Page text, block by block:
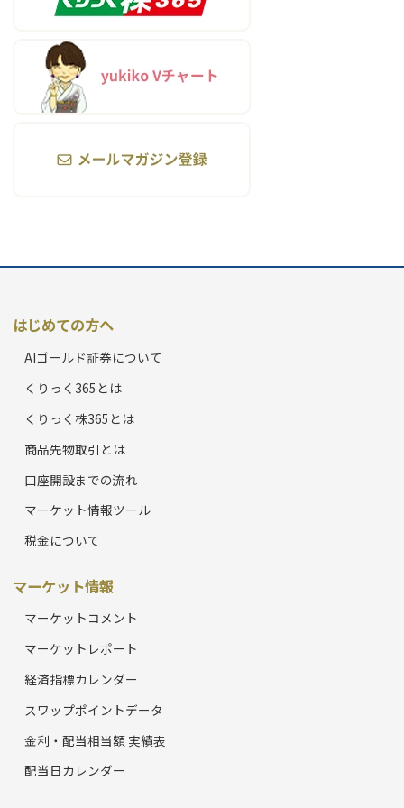
はじめての方へ
AIゴールド証券について
くりっく365とは
くりっく株365とは
商品先物取引とは
口座開設までの流れ
マーケット情報ツール
税金について
マーケット情報
マーケットコメント
マーケットレポート
経済指標カレンダー
スワップポイントデータ
金利・配当相当額 実績表
配当日カレンダー